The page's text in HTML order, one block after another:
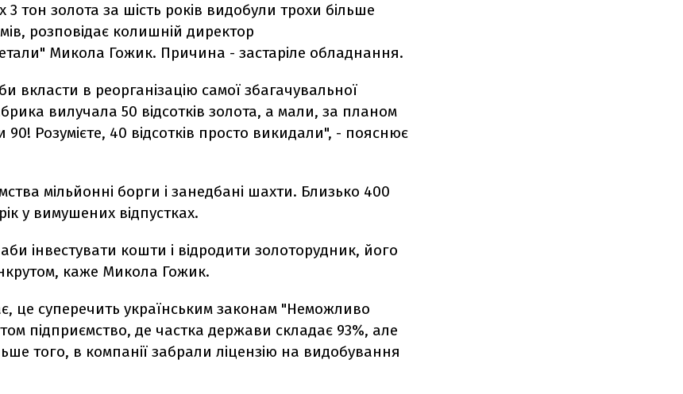
3 тон золота за шість років видобули трохи більше
розповідає колишній директор
Микола Гожик. Причина - застаріле обладнання.
вкласти в реорганізацію самої збагачувальної
вилучала 50 відсотків золота, а мали, за планом
90! Розумієте, 40 відсотків просто викидали", - пояснює
мільйонні борги і занедбані шахти. Близько 400
у вимушених відпустках.
аби інвестувати кошти і відродити золоторудник, його
каже Микола Гожик.
це суперечить українським законам "Неможливо
підприємство, де частка держави складає 93%, але
того, в компанії забрали ліцензію на видобування